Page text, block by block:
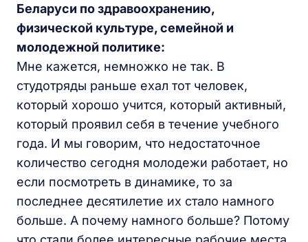
Беларуси по здравоохранению,
физической культуре, семейной и
молодежной политике:
Мне кажется, немножко не так. В
студотряды раньше ехал тот человек,
который хорошо учится, который активный,
который проявил себя в течение учебного
года. И мы говорим, что недостаточное
количество сегодня молодежи работает, но
если посмотреть в динамике, то за
последнее десятилетие их стало намного
больше. А почему намного больше? Потому